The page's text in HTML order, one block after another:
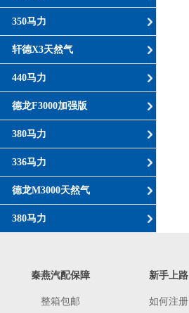
350马力
轩德X3天然气
440马力
德龙F3000加强版
380马力
336马力
德龙M3000天然气
380马力
秦燕汽配保障
整箱包邮
新手上路
如何注册